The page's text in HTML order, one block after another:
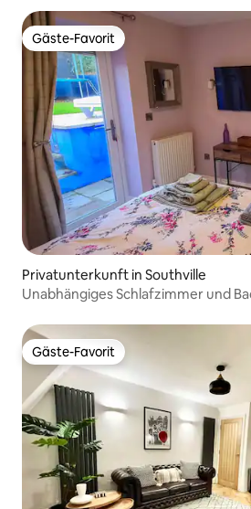
Gäste-Favorit
Gäste-Favorit
Privatunterkunft in Southville
Unabhängiges Schlafzimmer und
Gäste-Favorit
Gäste-Favorit